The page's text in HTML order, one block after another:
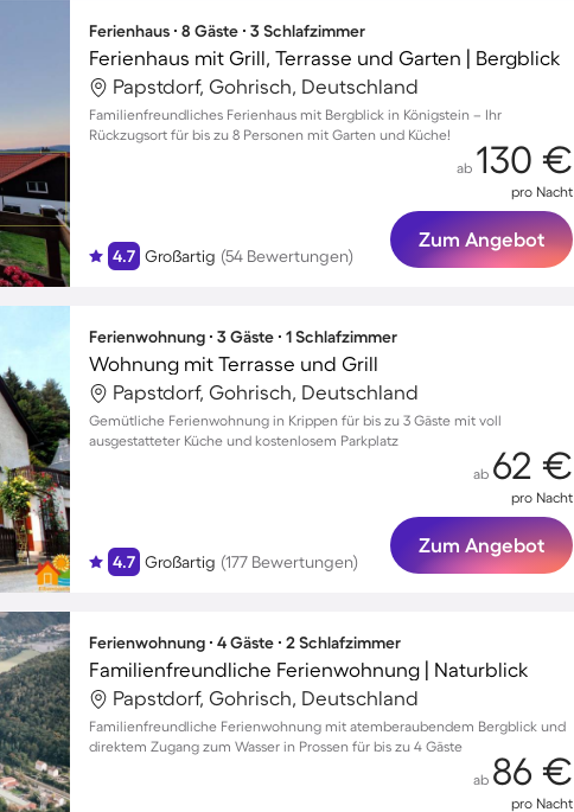
Ferienhaus ∙ 8 Gäste ∙ 3 Schlafzimmer
Ferienhaus mit Grill, Terrasse und Garten | Bergblick
Papstdorf, Gohrisch, Deutschland
Familienfreundliches Ferienhaus mit Bergblick in Königstein – Ihr
Rückzugsort für bis zu 8 Personen mit Garten und Küche!
4.7 Großartig (54 Bewertungen)
ab 130 €
pro Nacht
Zum Angebot
Ferienwohnung ∙ 3 Gäste ∙ 1 Schlafzimmer
Wohnung mit Terrasse und Grill
Papstdorf, Gohrisch, Deutschland
Gemütliche Ferienwohnung in Krippen für bis zu 3 Gäste mit voll
ausgestatteter Küche und kostenlosem Parkplatz
4.7 Großartig (177 Bewertungen)
ab 62 €
pro Nacht
Zum Angebot
Ferienwohnung ∙ 4 Gäste ∙ 2 Schlafzimmer
Familienfreundliche Ferienwohnung | Naturblick
Papstdorf, Gohrisch, Deutschland
Familienfreundliche Ferienwohnung mit atemberaubendem Bergblick und
direktem Zugang zum Wasser in Prossen für bis zu 4 Gäste
ab 86 €
pro Nacht